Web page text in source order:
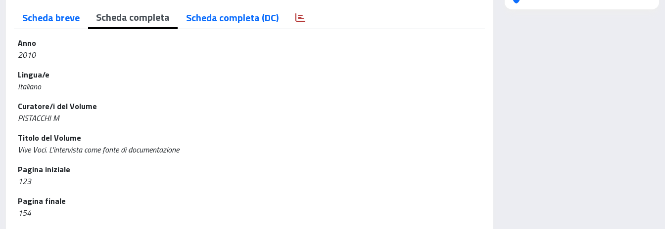
Scheda breve Scheda completa Scheda completa (DC)
Anno
2010
Lingua/e
Italiano
Curatore/i del Volume
PISTACCHI M
Titolo del Volume
Vive Voci. L'intervista come fonte di documentazione
Pagina iniziale
123
Pagina finale
154